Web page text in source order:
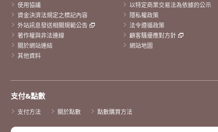
使用協議
以特定商業交易法為依據的公示
資金決濟法規定之標記內容
隱私權政策
外站訊息發送相關規範公告
法令遵循政策
著作權與非法連線
顧客騷擾應對方針
關於網站連結
網站地圖
其他資料
支付&點數
支付方法 關於點數 點數購買方法